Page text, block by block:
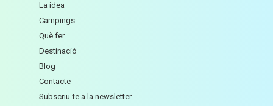
La idea
Campings
Què fer
Destinació
Blog
Contacte
Subscriu-te a la newsletter